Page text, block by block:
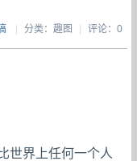
分类：趣图 评论：0
世界上任何一个人